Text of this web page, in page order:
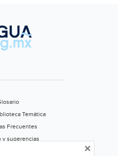
Temática
Frecuentes
y sugerencias
×